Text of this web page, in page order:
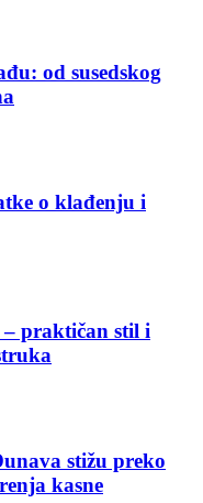
od susedskog
o klađenju i
praktičan stil i
stižu preko
kasne